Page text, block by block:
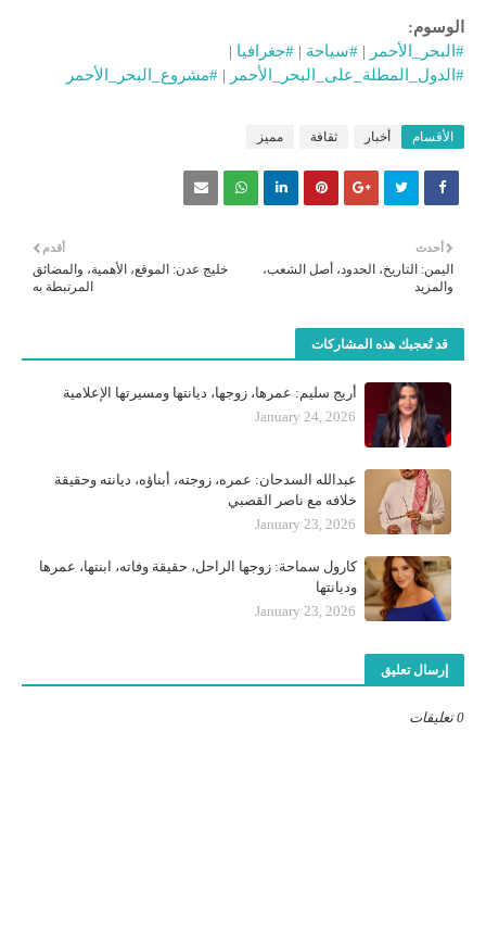
الوسوم:
#البحر_الأحمر | #سياحة | #جغرافيا |
#الدول_المطلة_على_البحر_الأحمر | #مشروع_البحر_الأحمر
الأقسام أخبار ثقافة مميز
أحدث
اليمن: التاريخ، الحدود، أصل الشعب،
والمزيد
أقدم
خليج عدن: الموقع، الأهمية، والمضائق
المرتبطة به
قد تُعجبك هذه المشاركات
أريج سليم: عمرها، زوجها، ديانتها ومسيرتها الإعلامية
January 24, 2026
عبدالله السدحان: عمره، زوجته، أبناؤه، ديانته وحقيقة
خلافه مع ناصر القصبي
January 23, 2026
كارول سماحة: زوجها الراحل، حقيقة وفاته، ابنتها، عمرها
وديانتها
January 23, 2026
إرسال تعليق
0 تعليقات